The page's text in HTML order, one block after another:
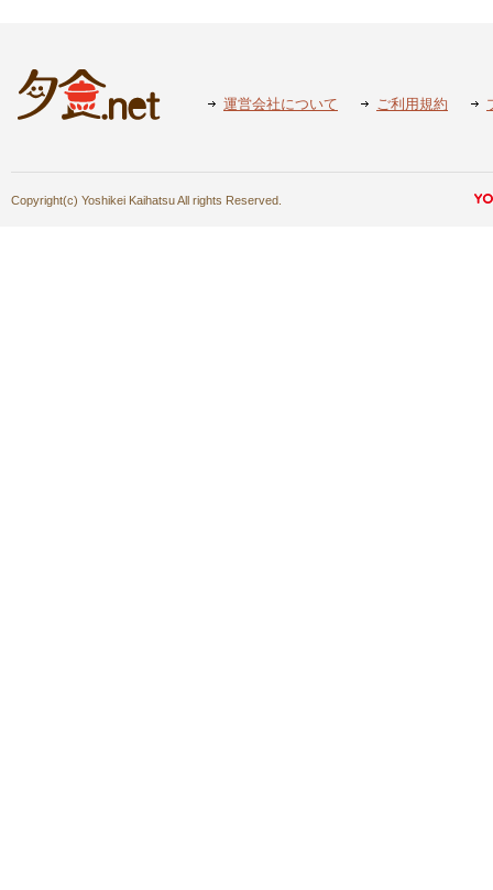
運営会社について ご利用規約
Copyright(c) Yoshikei Kaihatsu All rights Reserved.